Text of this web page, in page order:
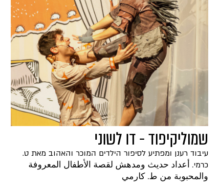
שמוליקיפוד - דו לשוני
עיבוד רענן ומפתיע לסיפור הילדים המוכר והאהוב מאת ט.
כרמי. أعداد حديث ومدهش لقصة الأطفال المعروفة
والمحبوبة من ط. كارمي